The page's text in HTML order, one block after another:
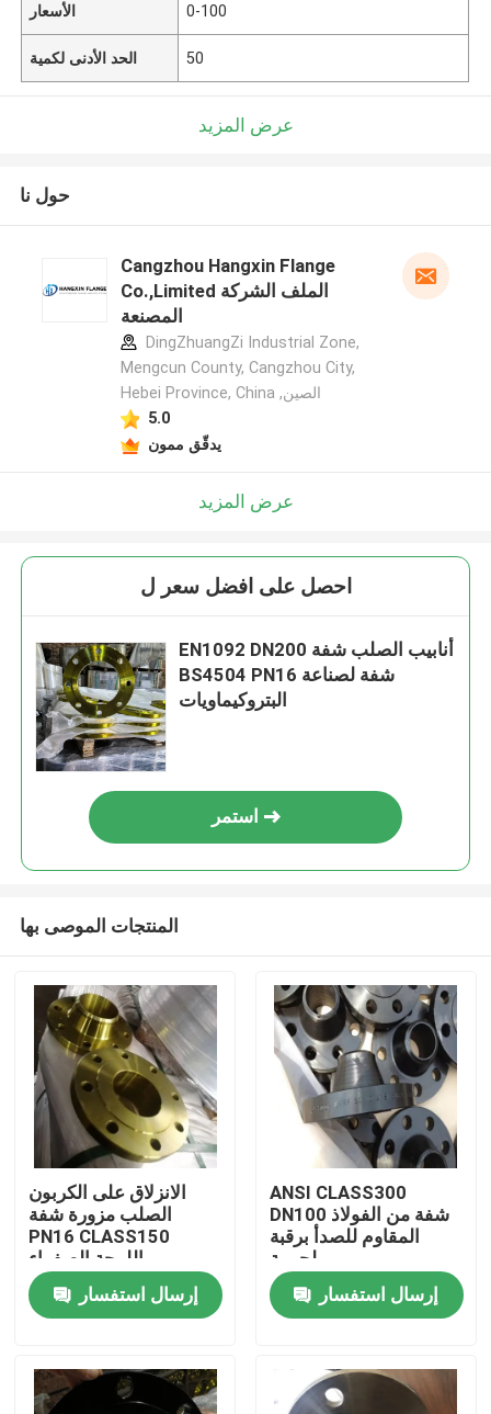
منزل
إتصال
الأسعار 0-100
الحد الأدنى لكمية 50
عرض المزيد
حول نا
Cangzhou Hangxin Flange
Co.,Limited الملف الشركة
المصنعة
DingZhuangZi Industrial Zone,
Mengcun County, Cangzhou City,
Hebei Province, China ,الصين
5.0
يدقّق ممون
عرض المزيد
احصل على افضل سعر ل
EN1092 DN200 أنابيب الصلب شفة
BS4504 PN16 شفة لصناعة
البتروكيماويات
استمر
المنتجات الموصى بها
الانزلاق على الكربون
الصلب مزورة شفة
PN16 CLASS150
اللوحة الصفراء
إرسال استفسار
ANSI CLASS300
DN100 شفة من الفولاذ
المقاوم للصدأ برقبة
ملحومة
إرسال استفسار